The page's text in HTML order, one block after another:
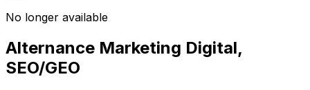
No longer available
Alternance Marketing Digital,
SEO/GEO